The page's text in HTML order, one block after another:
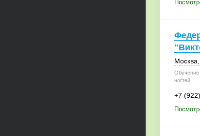
Москва
Обучение
ногтей
+7